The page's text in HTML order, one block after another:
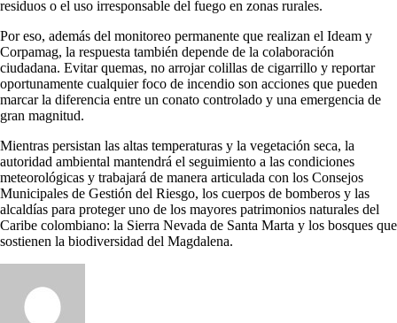
residuos o el uso irresponsable del fuego en zonas rurales.
Por eso, además del monitoreo permanente que realizan el Ideam y
Corpamag, la respuesta también depende de la colaboración
ciudadana. Evitar quemas, no arrojar colillas de cigarrillo y reportar
oportunamente cualquier foco de incendio son acciones que pueden
marcar la diferencia entre un conato controlado y una emergencia de
gran magnitud.
Mientras persistan las altas temperaturas y la vegetación seca, la
autoridad ambiental mantendrá el seguimiento a las condiciones
meteorológicas y trabajará de manera articulada con los Consejos
Municipales de Gestión del Riesgo, los cuerpos de bomberos y las
alcaldías para proteger uno de los mayores patrimonios naturales del
Caribe colombiano: la Sierra Nevada de Santa Marta y los bosques que
sostienen la biodiversidad del Magdalena.